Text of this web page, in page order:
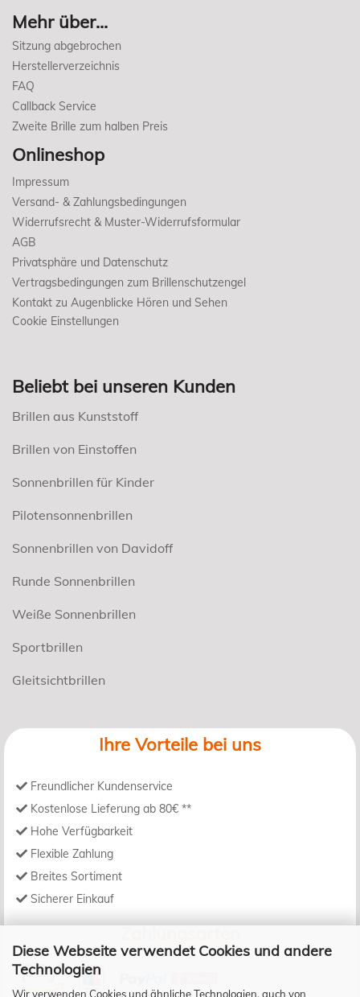
Diese Webseite verwendet Cookies und andere
Technologien
Wir verwenden Cookies und ähnliche Technologien, auch von
Mehr über...
Sitzung abgebrochen
Herstellerverzeichnis
FAQ
Callback Service
Zweite Brille zum halben Preis
Onlineshop
Impressum
Versand- & Zahlungsbedingungen
Widerrufsrecht & Muster-Widerrufsformular
AGB
Privatsphäre und Datenschutz
Vertragsbedingungen zum Brillenschutzengel
Kontakt zu Augenblicke Hören und Sehen
Cookie Einstellungen
Beliebt bei unseren Kunden
Brillen aus Kunststoff
Brillen von Einstoffen
Sonnenbrillen für Kinder
Pilotensonnenbrillen
Sonnenbrillen von Davidoff
Runde Sonnenbrillen
Weiße Sonnenbrillen
Sportbrillen
Gleitsichtbrillen
Ihre Vorteile bei uns
Freundlicher Kundenservice
Kostenlose Lieferung ab 80€ **
Hohe Verfügbarkeit
Flexible Zahlung
Breites Sortiment
Sicherer Einkauf